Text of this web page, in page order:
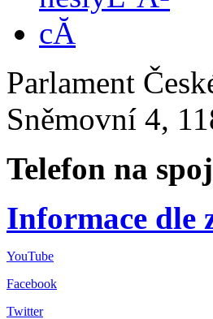
Parlament
Sněmovní 4,
Telefon na
Informace dle
YouTube
Facebook
Twitter